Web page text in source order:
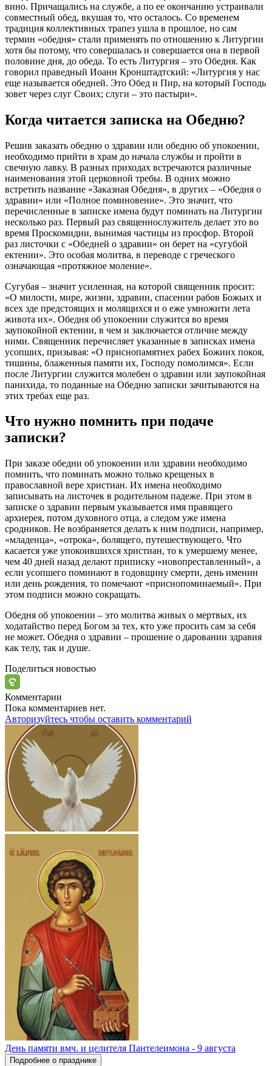
вино. Причащались на службе, а по ее окончанию устраивали
совместный обед, вкушая то, что осталось. Со временем
традиция коллективных трапез ушла в прошлое, но сам
термин «обедня» стали применять по отношению к Литургии
хотя бы потому, что совершалась и совершается она в первой
половине дня, до обеда. То есть Литургия – это Обедня. Как
говорил праведный Иоанн Кронштадтский: «Литургия у нас
еще называется обедней. Это Обед и Пир, на который Господь
зовет через слуг Своих; слуги – это пастыри».
Когда читается записка на Обедню?
Решив заказать обедню о здравии или обедню об упокоении,
необходимо прийти в храм до начала службы и пройти в
свечную лавку. В разных приходах встречаются различные
наименования этой церковной требы. В одних можно
встретить название «Заказная Обедня», в других – «Обедня о
здравии» или «Полное поминовение». Это значит, что
перечисленные в записке имена будут поминать на Литургии
несколько раз. Первый раз священнослужитель делает это во
время Проскомидии, вынимая частицы из просфор. Второй
раз листочки с «Обедней о здравии» он берет на «сугубой
ектении». Это особая молитва, в переводе с греческого
означающая «протяжное моление».
Сугубая – значит усиленная, на которой священник просит:
«О милости, мире, жизни, здравии, спасении рабов Божьих и
всех зде предстоящих и молящихся и о еже умножити лета
живота их». Обедня об упокоении служится во время
заупокойной ектении, в чем и заключается отличие между
ними. Священник перечисляет указанные в записках имена
усопших, призывая: «О приснопамятнех рабех Божиих покоя,
тишины, блаженныя памяти их, Господу помолимся». Если
после Литургии служится молебен о здравии или заупокойная
панихида, то поданные на Обедню записки зачитываются на
этих требах еще раз.
Что нужно помнить при подаче
записки?
При заказе обедни об упокоении или здравии необходимо
помнить, что поминать можно только крещеных в
православной вере христиан. Их имена необходимо
записывать на листочек в родительном падеже. При этом в
записке о здравии первым указывается имя правящего
архиерея, потом духовного отца, а следом уже имена
сродников. Не возбраняется делать к ним подписи, например,
«младенца», «отрока», болящего, путешествующего. Что
касается уже упокоившихся христиан, то к умершему менее,
чем 40 дней назад делают приписку «новопреставленный», а
если усопшего поминают в годовщину смерти, день именин
или день рождения, то помечают «приснопоминаемый». При
этом подписи можно сокращать.
Обедня об упокоении – это молитва живых о мертвых, их
ходатайство перед Богом за тех, кто уже просить сам за себя
не может. Обедня о здравии – прошение о даровании здравия
как телу, так и душе.
Поделиться новостью
Комментарии
Пока комментариев нет.
Авторизуйтесь чтобы оставить комментарий
День памяти вмч. и целителя Пантелеимона - 9 августа
Подробнее о празднике